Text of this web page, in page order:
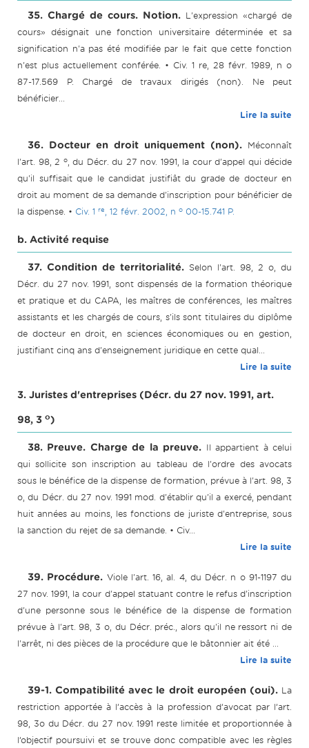
35. Chargé de cours. Notion. L'expression «chargé de
cours» désignait une fonction universitaire déterminée et sa
signification n'a pas été modifiée par le fait que cette fonction
n'est plus actuellement conférée. • Civ. 1 re, 28 févr. 1989, n o
87-17.569 P. Chargé de travaux dirigés (non). Ne peut
bénéficier...
Lire la suite
36. Docteur en droit uniquement (non). Méconnaît
l'art. 98, 2 o, du Décr. du 27 nov. 1991, la cour d'appel qui décide
qu'il suffisait que le candidat justifiât du grade de docteur en
droit au moment de sa demande d'inscription pour bénéficier de
la dispense. • Civ. 1 re, 12 févr. 2002, n o 00-15.741 P.
b. Activité requise
37. Condition de territorialité. Selon l'art. 98, 2 o, du
Décr. du 27 nov. 1991, sont dispensés de la formation théorique
et pratique et du CAPA, les maîtres de conférences, les maîtres
assistants et les chargés de cours, s'ils sont titulaires du diplôme
de docteur en droit, en sciences économiques ou en gestion,
justifiant cinq ans d'enseignement juridique en cette qual...
Lire la suite
3. Juristes d'entreprises (Décr. du 27 nov. 1991, art.
98, 3 o)
38. Preuve. Charge de la preuve. Il appartient à celui
qui sollicite son inscription au tableau de l'ordre des avocats
sous le bénéfice de la dispense de formation, prévue à l'art. 98, 3
o, du Décr. du 27 nov. 1991 mod. d'établir qu'il a exercé, pendant
huit années au moins, les fonctions de juriste d'entreprise, sous
la sanction du rejet de sa demande. • Civ...
Lire la suite
39. Procédure. Viole l'art. 16, al. 4, du Décr. n o 91-1197 du
27 nov. 1991, la cour d'appel statuant contre le refus d'inscription
d'une personne sous le bénéfice de la dispense de formation
prévue à l'art. 98, 3 o, du Décr. préc., alors qu'il ne ressort ni de
l'arrêt, ni des pièces de la procédure que le bâtonnier ait été ...
Lire la suite
39-1. Compatibilité avec le droit européen (oui). La
restriction apportée à l’accès à la profession d’avocat par l’art.
98, 3o du Décr. du 27 nov. 1991 reste limitée et proportionnée à
l’objectif poursuivi et se trouve donc compatible avec les règles